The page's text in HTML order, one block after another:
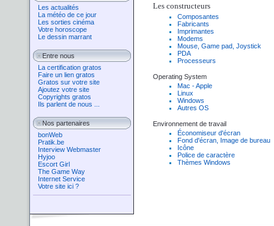
Les actualités
La météo de ce jour
Les sorties cinéma
Votre horoscope
Le dessin marrant
Entre nous
La certification gratos
Faire un lien gratos
Gratos sur votre site
Ajoutez votre site
Copyrights gratos
Ils parlent de nous ...
Nos partenaires
bonWeb
Pratik.be
Interview Webmaster
Hyjoo
Escort Girl
The Game Way
Internet Service
Votre site ici ?
Les constructeurs
Composantes
Fabricants
Imprimantes
Modems
Mouse, Game pad, Joystick
PDA
Processeurs
Operating System
Mac - Apple
Linux
Windows
Autres OS
Environnement de travail
Économiseur d'écran
Fond d'écran, Image de bureau
Icône
Police de caractère
Thèmes Windows